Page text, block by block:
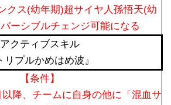
クス(幼年期)超サイヤ人孫悟天(幼
ーシブルチェンジ可能になる
アクティブスキル
リプルかめはめ波』
【条件】
降、チームに自身の他に「混血サ